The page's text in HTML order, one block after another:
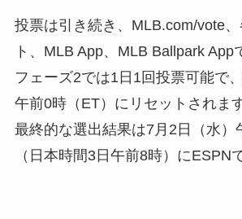
投票は引き続き、MLB.com/vote
ト、MLB App、MLB Ballpark App
フェーズ2では1日1回投票可能で
午前0時（ET）にリセットされます
最終的な選出結果は7月2日（水）
（日本時間3日午前8時）にESPN